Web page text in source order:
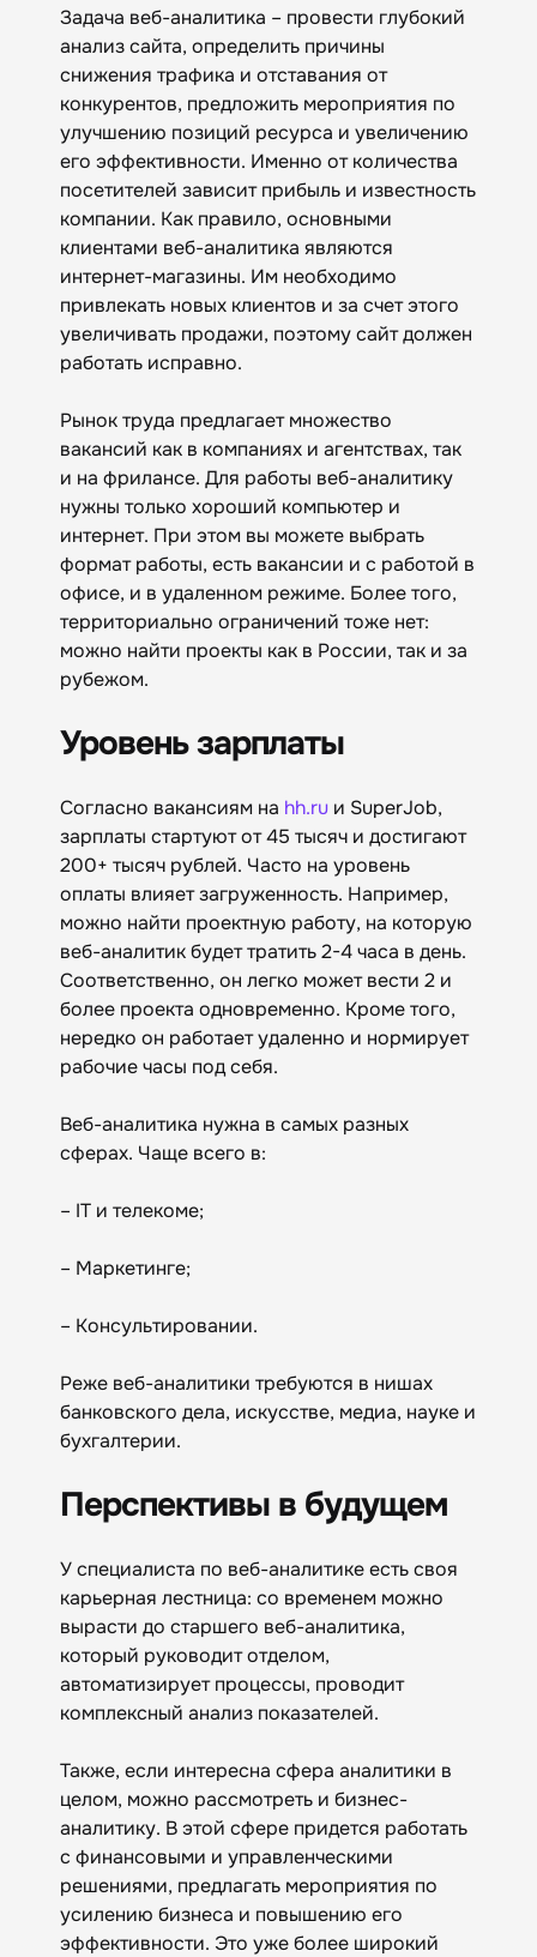
Задача веб-аналитика – провести глубокий
анализ сайта, определить причины
снижения трафика и отставания от
конкурентов, предложить мероприятия по
улучшению позиций ресурса и увеличению
его эффективности. Именно от количества
посетителей зависит прибыль и известность
компании. Как правило, основными
клиентами веб-аналитика являются
интернет-магазины. Им необходимо
привлекать новых клиентов и за счет этого
увеличивать продажи, поэтому сайт должен
работать исправно.
Рынок труда предлагает множество
вакансий как в компаниях и агентствах, так
и на фрилансе. Для работы веб-аналитику
нужны только хороший компьютер и
интернет. При этом вы можете выбрать
формат работы, есть вакансии и с работой в
офисе, и в удаленном режиме. Более того,
территориально ограничений тоже нет:
можно найти проекты как в России, так и за
рубежом.
Уровень зарплаты
Согласно вакансиям на hh.ru и SuperJob,
зарплаты стартуют от 45 тысяч и достигают
200+ тысяч рублей. Часто на уровень
оплаты влияет загруженность. Например,
можно найти проектную работу, на которую
веб-аналитик будет тратить 2-4 часа в день.
Соответственно, он легко может вести 2 и
более проекта одновременно. Кроме того,
нередко он работает удаленно и нормирует
рабочие часы под себя.
Веб-аналитика нужна в самых разных
сферах. Чаще всего в:
– IT и телекоме;
– Маркетинге;
– Консультировании.
Реже веб-аналитики требуются в нишах
банковского дела, искусстве, медиа, науке и
бухгалтерии.
Перспективы в будущем
У специалиста по веб-аналитике есть своя
карьерная лестница: со временем можно
вырасти до старшего веб-аналитика,
который руководит отделом,
автоматизирует процессы, проводит
комплексный анализ показателей.
Также, если интересна сфера аналитики в
целом, можно рассмотреть и бизнес-
аналитику. В этой сфере придется работать
с финансовыми и управленческими
решениями, предлагать мероприятия по
усилению бизнеса и повышению его
эффективности. Это уже более широкий